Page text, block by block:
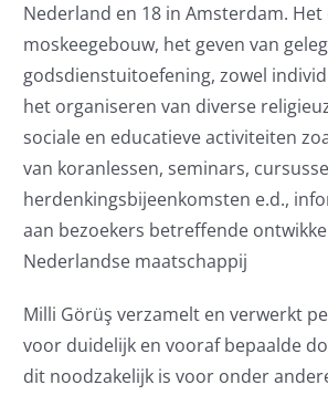
Nederland en 18 in Amsterdam.
moskeegebouw, het geven van
godsdienstuitoefening, zowel
het organiseren van diverse
sociale en educatieve activiteiten
van koranlessen, seminars,
herdenkingsbijeenkomsten e.d.,
aan bezoekers betreffende
Nederlandse maatschappij
Milli Görüş verzamelt en verwerkt
voor duidelijk en vooraf bepaalde
dit noodzakelijk is voor onder